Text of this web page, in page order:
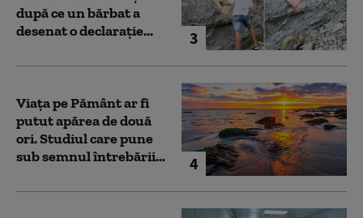
3
după ce un bărbat a
desenat o declarație...
4
Viața pe Pământ ar fi
putut apărea de două
ori. Studiul care pune
sub semnul întrebării...